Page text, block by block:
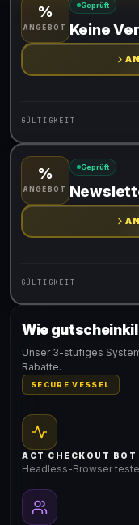
Gültig für
%
ANGEBOT
Geprüft
Keine
GÜLTIGKEIT
Gültig für
%
ANGEBOT
Geprüft
GÜLTIGKEIT
Gültig für
Wie
Unser 3-stufiges
Rabatte.
SECURE VESSEL
ACT CHECKOUT BOT
Headless-Browser